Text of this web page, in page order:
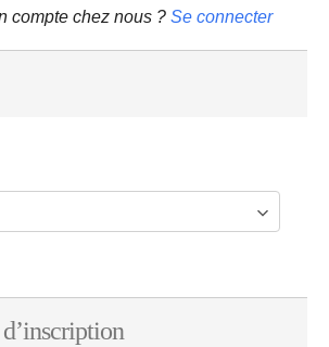
compte chez nous ? Se connecter